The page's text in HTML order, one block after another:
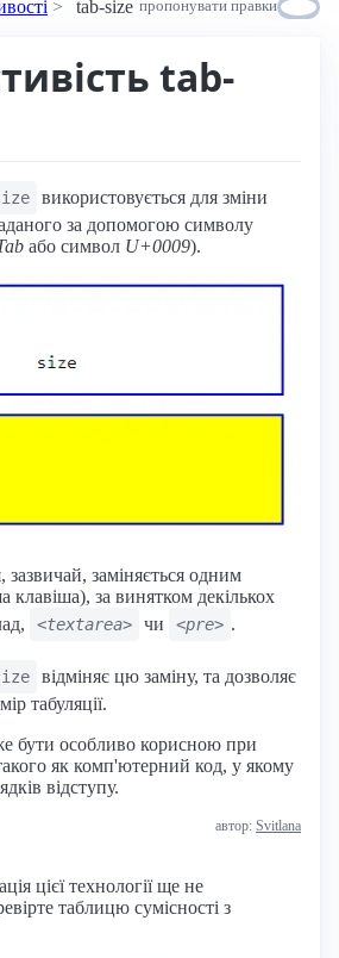
tab-size пропонувати правки
tab-
використовується для зміни
за допомогою символу
або символ U+0009).
заміняється одним
клавіша), за винятком декількох
<textarea> чи <pre> .
відміняє цю заміну, та дозволяє
табуляції.
бути особливо корисною при
як комп'ютерний код, у якому
відступу.
автор: Svitlana
цієї технології ще не
таблицю сумісності з